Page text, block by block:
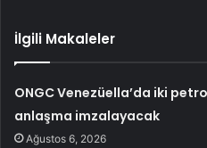
İlgili Makaleler
ONGC Venezüella’da iki
anlaşma imzalayacak
Ağustos 6, 2026